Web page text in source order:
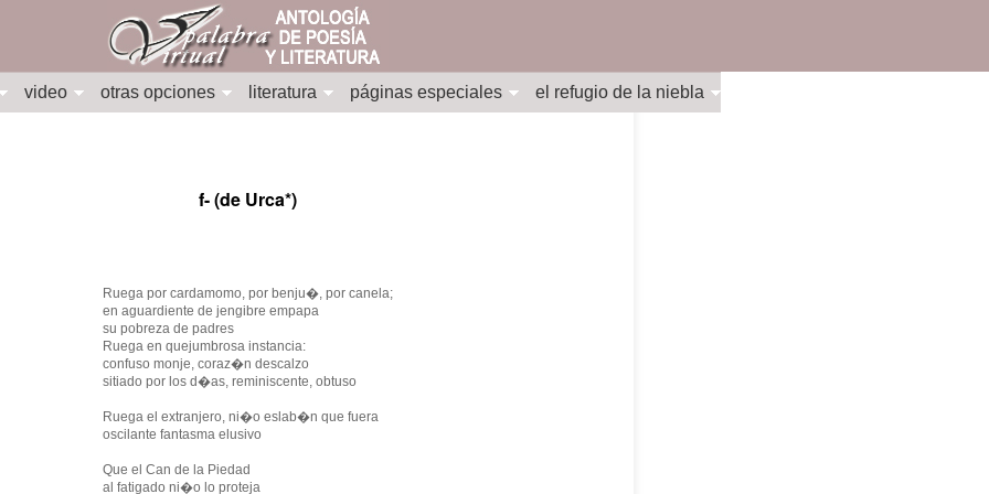
video otras opciones literatura páginas especiales el refugio de la niebla
f- (de Urca*)
Ruega por cardamomo, por benju�, por canela;
en aguardiente de jengibre empapa
su pobreza de padres
Ruega en quejumbrosa instancia:
confuso monje, coraz�n descalzo
sitiado por los d�as, reminiscente, obtuso
Ruega el extranjero, ni�o eslab�n que fuera
oscilante fantasma elusivo
Que el Can de la Piedad
al fatigado ni�o lo proteja